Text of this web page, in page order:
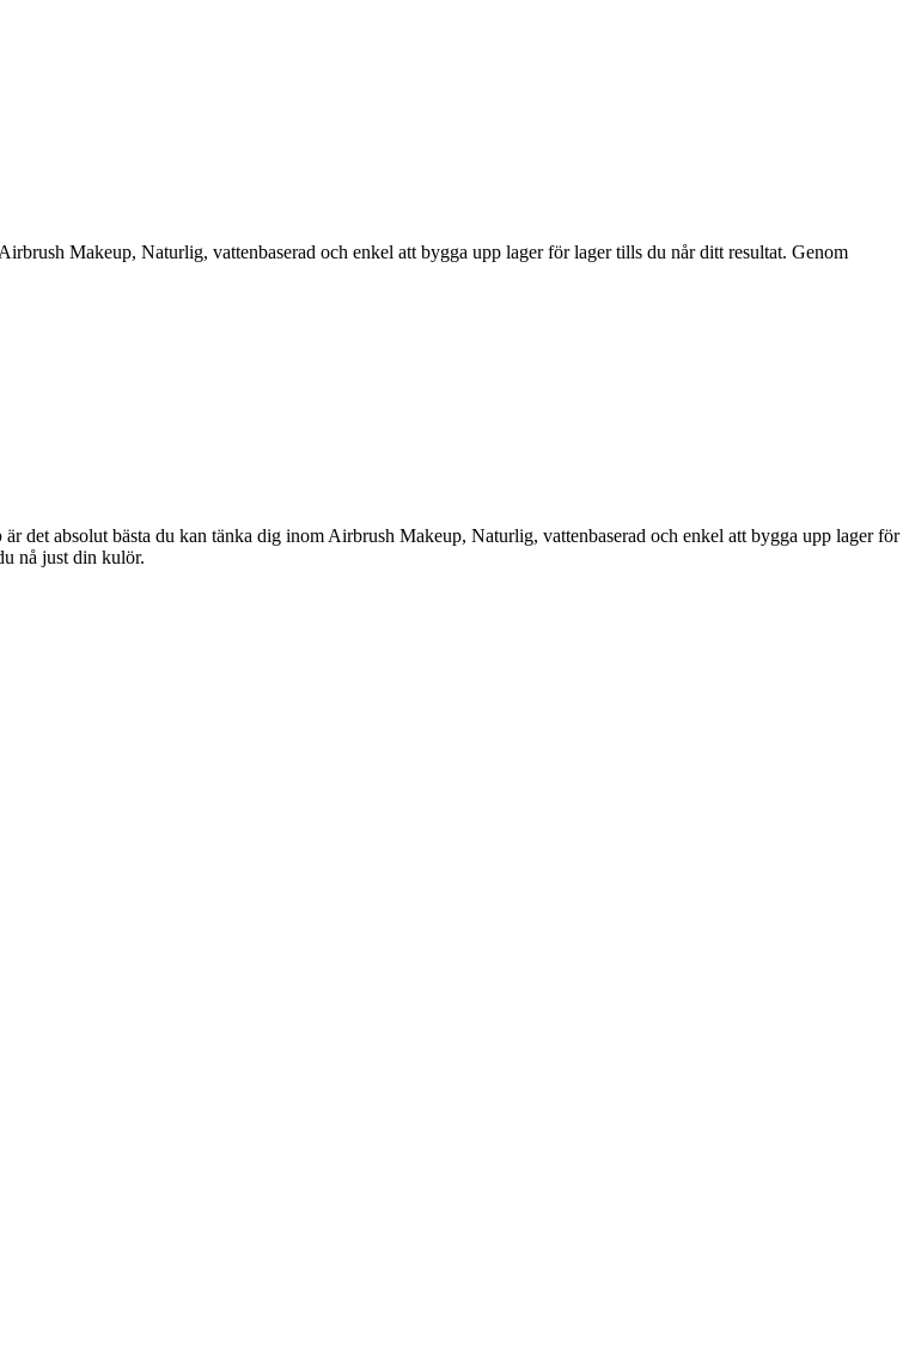
Makeup, Naturlig, vattenbaserad och enkel att bygga upp lager för lager tills du når ditt resultat. Genom
är det absolut bästa du kan tänka dig inom Airbrush Makeup, Naturlig, vattenbaserad och enkel att bygga upp lager för
nå just din kulör.